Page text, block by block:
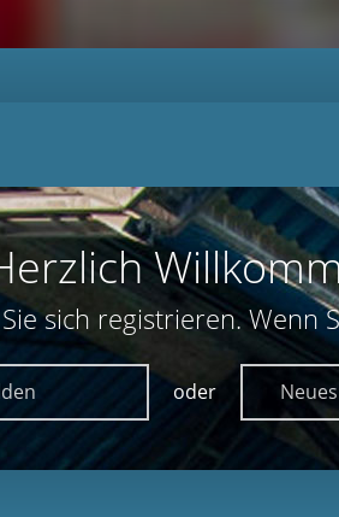
sich registrieren. Wenn
oder